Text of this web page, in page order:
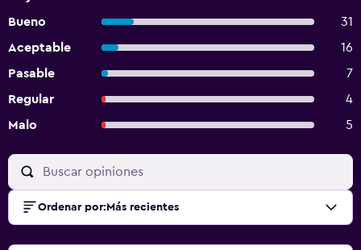
Bueno
31
Aceptable
16
Pasable
7
Regular
4
Malo
5
Ordenar por: Más recientes